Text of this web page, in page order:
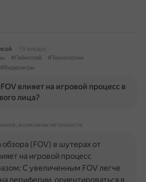
19 января
#Геймплей
#Технологии
#Видеоигры
влияет на игровой процесс в
лица?
возможны неточности
(FOV) в шутерах от
на игровой процесс
С увеличенным FOV легче
периферии, ориентироваться в